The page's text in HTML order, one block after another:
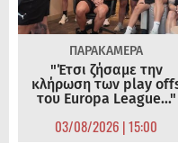
ΠΑΡΑΚΑΜΕΡΑ
"Έτσι ζήσαμε την
κλήρωση των play
του Europa League..."
03/08/2026 | 15:00